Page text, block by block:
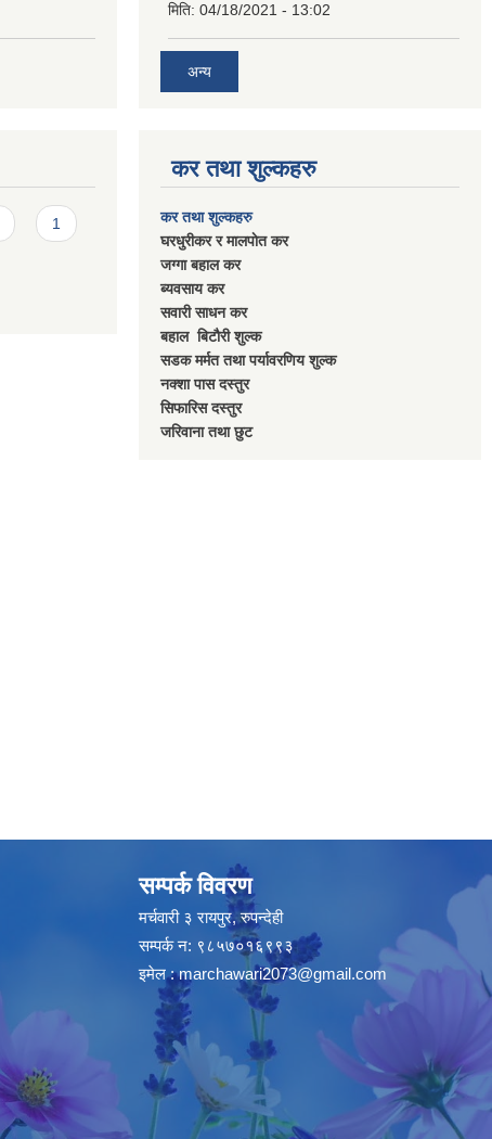
मिति: 04/18/2021 - 13:02
अन्य
1
कर तथा शुल्कहरु
कर तथा शुल्कहरु
घरधुरीकर र मालपाेत कर
जग्गा बहाल कर
ब्यवसाय कर
सवारी साधन कर
बहाल बिटाैरी शुल्क
सडक मर्मत तथा पर्यावरणिय शुल्क
नक्शा पास दस्तुर
सिफारिस दस्तुर
जरिवाना तथा छुट
सम्पर्क विवरण
मर्चवारी ३ रायपुर, रुपन्देही
सम्पर्क न: ९८५७०१६९९३
इमेल :marchawari2073@gmail.com